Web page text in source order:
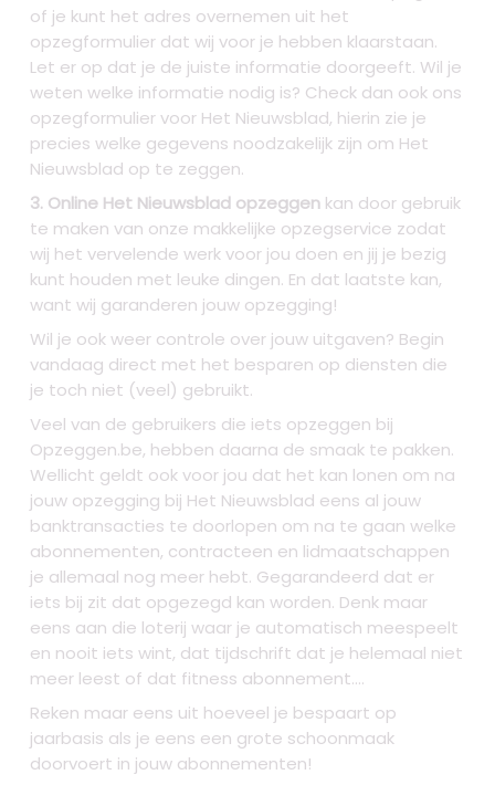
of je kunt het adres overnemen uit het
opzegformulier dat wij voor je hebben klaarstaan.
Let er op dat je de juiste informatie doorgeeft. Wil je
weten welke informatie nodig is? Check dan ook ons
opzegformulier voor Het Nieuwsblad, hierin zie je
precies welke gegevens noodzakelijk zijn om Het
Nieuwsblad op te zeggen.
3. Online Het Nieuwsblad opzeggen kan door gebruik
te maken van onze makkelijke opzegservice zodat
wij het vervelende werk voor jou doen en jij je bezig
kunt houden met leuke dingen. En dat laatste kan,
want wij garanderen jouw opzegging!
Wil je ook weer controle over jouw uitgaven? Begin
vandaag direct met het besparen op diensten die
je toch niet (veel) gebruikt.
Veel van de gebruikers die iets opzeggen bij
Opzeggen.be, hebben daarna de smaak te pakken.
Wellicht geldt ook voor jou dat het kan lonen om na
jouw opzegging bij Het Nieuwsblad eens al jouw
banktransacties te doorlopen om na te gaan welke
abonnementen, contracteen en lidmaatschappen
je allemaal nog meer hebt. Gegarandeerd dat er
iets bij zit dat opgezegd kan worden. Denk maar
eens aan die loterij waar je automatisch meespeelt
en nooit iets wint, dat tijdschrift dat je helemaal niet
meer leest of dat fitness abonnement....
Reken maar eens uit hoeveel je bespaart op
jaarbasis als je eens een grote schoonmaak
doorvoert in jouw abonnementen!